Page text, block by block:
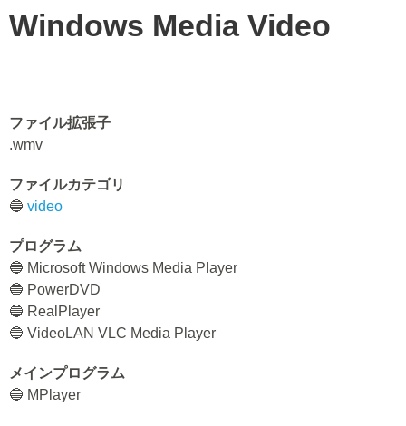
Windows Media Video
ファイル拡張子
.wmv
ファイルカテゴリ
🔵 video
プログラム
🔵 Microsoft Windows Media Player
🔵 PowerDVD
🔵 RealPlayer
🔵 VideoLAN VLC Media Player
メインプログラム
🔵 MPlayer